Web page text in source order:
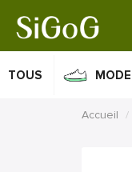
TOUS MODE
Accueil